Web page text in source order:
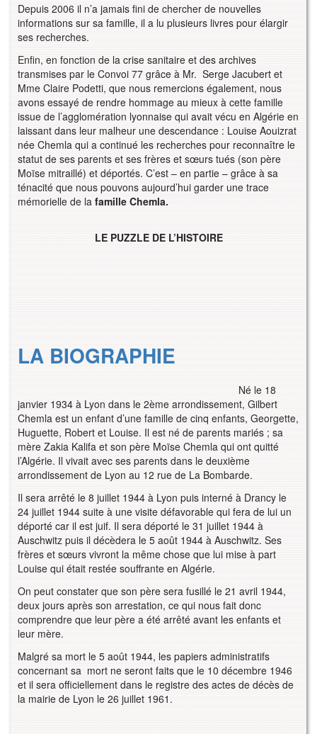
Depuis 2006 il n’a jamais fini de chercher de nouvelles
informations sur sa famille, il a lu plusieurs livres pour élargir
ses recherches.
Enfin, en fonction de la crise sanitaire et des archives
transmises par le Convoi 77 grâce à Mr. Serge Jacubert et
Mme Claire Podetti, que nous remercions également, nous
avons essayé de rendre hommage au mieux à cette famille
issue de l’agglomération lyonnaise qui avait vécu en Algérie en
laissant dans leur malheur une descendance : Louise Aouizrat
née Chemla qui a continué les recherches pour reconnaître le
statut de ses parents et ses frères et sœurs tués (son père
Moïse mitraillé) et déportés. C’est – en partie – grâce à sa
ténacité que nous pouvons aujourd’hui garder une trace
mémorielle de la famille Chemla.
LE PUZZLE DE L’HISTOIRE
LA BIOGRAPHIE
Né le 18
janvier 1934 à Lyon dans le 2ème arrondissement, Gilbert
Chemla est un enfant d’une famille de cinq enfants, Georgette,
Huguette, Robert et Louise. Il est né de parents mariés ; sa
mère Zakia Kalifa et son père Moïse Chemla qui ont quitté
l’Algérie. Il vivait avec ses parents dans le deuxième
arrondissement de Lyon au 12 rue de La Bombarde.
Il sera arrêté le 8 juillet 1944 à Lyon puis interné à Drancy le
24 juillet 1944 suite à une visite défavorable qui fera de lui un
déporté car il est juif. Il sera déporté le 31 juillet 1944 à
Auschwitz puis il décèdera le 5 août 1944 à Auschwitz. Ses
frères et sœurs vivront la même chose que lui mise à part
Louise qui était restée souffrante en Algérie.
On peut constater que son père sera fusillé le 21 avril 1944,
deux jours après son arrestation, ce qui nous fait donc
comprendre que leur père a été arrêté avant les enfants et
leur mère.
Malgré sa mort le 5 août 1944, les papiers administratifs
concernant sa mort ne seront faits que le 10 décembre 1946
et il sera officiellement dans le registre des actes de décès de
la mairie de Lyon le 26 juillet 1961.